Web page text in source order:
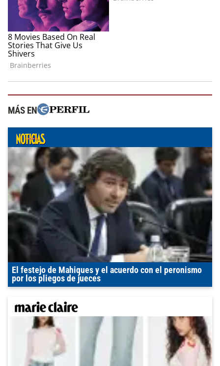
MÁS EN
El festejo de Mahiques y el acuerdo con el peronismo
por los pliegos de jueces